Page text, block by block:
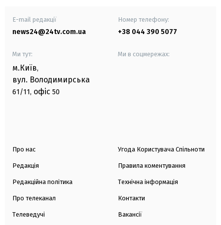
E-mail редакції
news24@24tv.com.ua
Номер телефону:
+38 044 390 5077
Ми тут:
м.Київ,
вул. Володимирська
61/11, офіс 50
Ми в соцмережах:
Про нас
Редакція
Редакційна політика
Про телеканал
Телеведучі
Угода Користувача Спільноти
Правила коментування
Технічна інформація
Контакти
Вакансії